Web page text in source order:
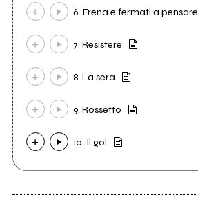
6. Frena e fermati a pensare
7. Resistere
8. La sera
9. Rossetto
10. Il gol